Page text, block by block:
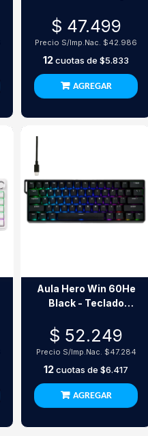
Mode 99 Teclas
$ 47.499
Precio S/Imp.Nac. $42.986
12cuotas de$5.833
AGREGAR
Aula Hero Win 60He
Black - Teclado
Switches
Magnéticos
$ 52.249
Precio S/Imp.Nac. $47.284
12cuotas de$6.417
AGREGAR